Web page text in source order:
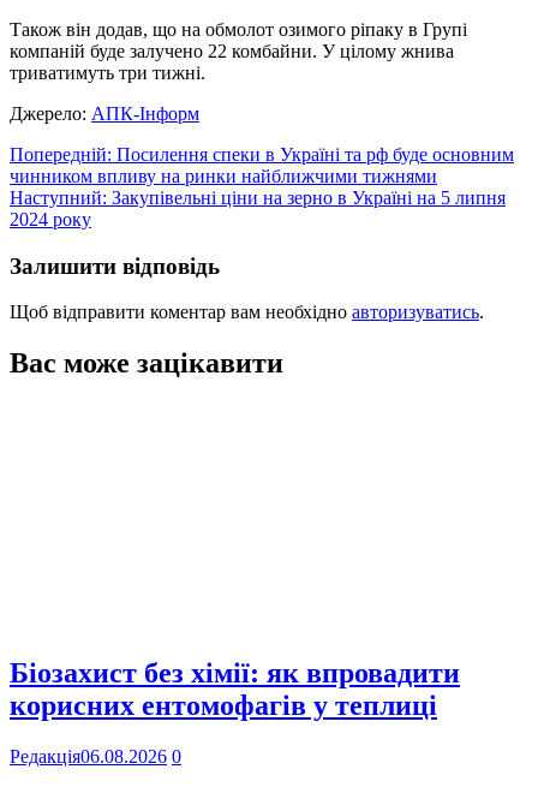
Також він додав, що на обмолот озимого ріпаку в Групі
компаній буде залучено 22 комбайни. У цілому жнива
триватимуть три тижні.
Джерело: АПК-Інформ
Навігація
записів
Попередній: Посилення спеки в Україні та рф буде основним
чинником впливу на ринки найближчими тижнями
Наступний: Закупівельні ціни на зерно в Україні на 5 липня
2024 року
Залишити відповідь
Щоб відправити коментар вам необхідно авторизуватись.
Вас може зацікавити
Біозахист без хімії: як впровадити
корисних ентомофагів у теплиці
Редакція06.08.2026 0